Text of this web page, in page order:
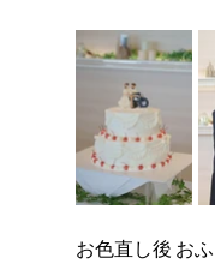
お色直し後 お